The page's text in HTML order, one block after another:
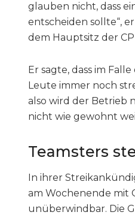
glauben nicht, dass
entscheiden sollte“,
dem Hauptsitz der
Er sagte, dass im
Leute immer noch
also wird der Betrieb
nicht wie gewohnt
Teamsters
In ihrer
am Wochenende mit
unüberwindbar. Die